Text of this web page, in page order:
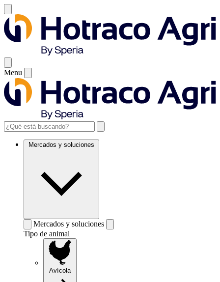
Menu
Mercados y soluciones
Mercados y soluciones
Tipo de animal
Avícola